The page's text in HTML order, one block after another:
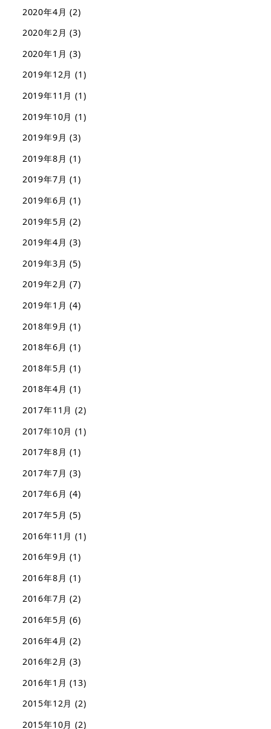
2020年4月 (2)
2020年2月 (3)
2020年1月 (3)
2019年12月 (1)
2019年11月 (1)
2019年10月 (1)
2019年9月 (3)
2019年8月 (1)
2019年7月 (1)
2019年6月 (1)
2019年5月 (2)
2019年4月 (3)
2019年3月 (5)
2019年2月 (7)
2019年1月 (4)
2018年9月 (1)
2018年6月 (1)
2018年5月 (1)
2018年4月 (1)
2017年11月 (2)
2017年10月 (1)
2017年8月 (1)
2017年7月 (3)
2017年6月 (4)
2017年5月 (5)
2016年11月 (1)
2016年9月 (1)
2016年8月 (1)
2016年7月 (2)
2016年5月 (6)
2016年4月 (2)
2016年2月 (3)
2016年1月 (13)
2015年12月 (2)
2015年10月 (2)